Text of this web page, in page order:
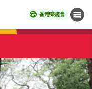
香港樂施會 目錄